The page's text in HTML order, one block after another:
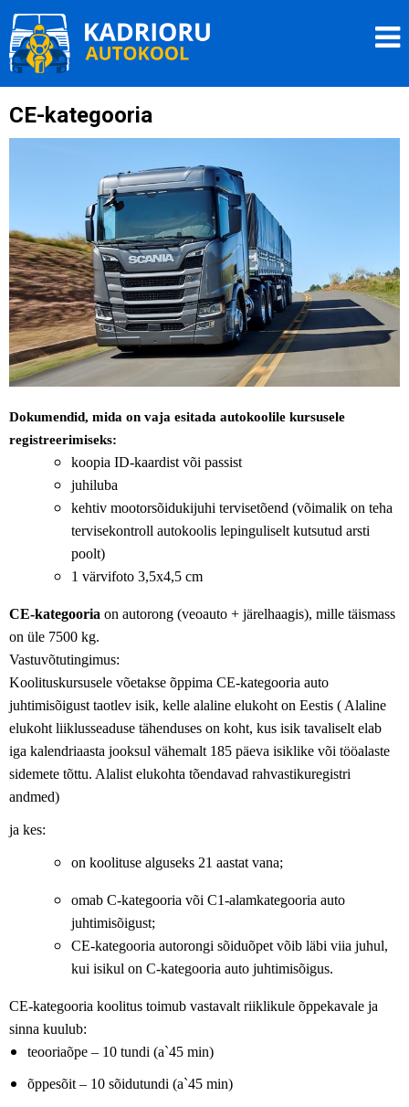
Liigu
edasi
põhisisu
juurde
Kadrioru Autokool
CE-kategooria
Dokumendid, mida on vaja esitada autokoolile kursusele
registreerimiseks:
koopia ID-kaardist või passist
juhiluba
kehtiv mootorsõidukijuhi tervisetõend (võimalik on teha
tervisekontroll autokoolis lepinguliselt kutsutud arsti
poolt)
1 värvifoto 3,5x4,5 cm
CE-kategooria on autorong (veoauto + järelhaagis), mille täismass
on üle 7500 kg.
Vastuvõtutingimus:
Koolituskursusele võetakse õppima CE-kategooria auto
juhtimisõigust taotlev isik, kelle alaline elukoht on Eestis ( Alaline
elukoht liiklusseaduse tähenduses on koht, kus isik tavaliselt elab
iga kalendriaasta jooksul vähemalt 185 päeva isiklike või tööalaste
sidemete tõttu. Alalist elukohta tõendavad rahvastikuregistri
andmed)
ja kes:
on koolituse alguseks 21 aastat vana;
omab C-kategooria või C1-alamkategooria auto
juhtimisõigust;
CE-kategooria autorongi sõiduõpet võib läbi viia juhul,
kui isikul on C-kategooria auto juhtimisõigus.
CE-kategooria koolitus toimub vastavalt riiklikule õppekavale ja
sinna kuulub:
teooriaõpe – 10 tundi (a`45 min)
õppesõit – 10 sõidutundi (a`45 min)